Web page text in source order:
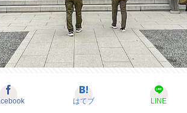
はてブ LINE